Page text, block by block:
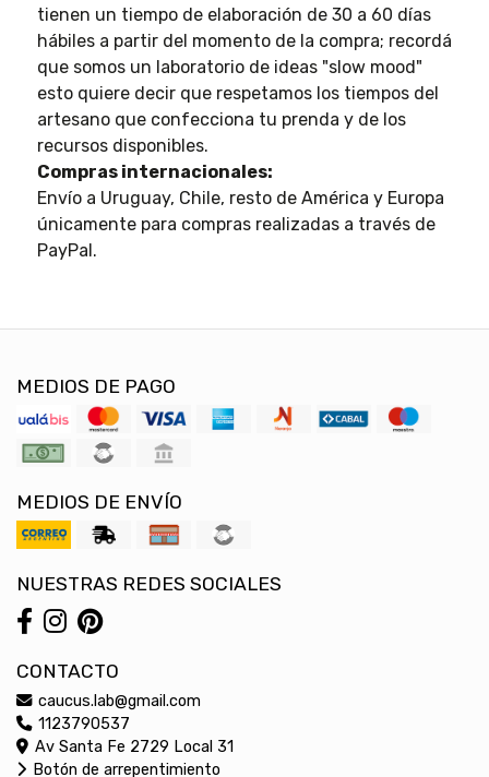
tienen un tiempo de elaboración de 30 a 60 días
hábiles a partir del momento de la compra; recordá
que somos un laboratorio de ideas "slow mood"
esto quiere decir que respetamos los tiempos del
artesano que confecciona tu prenda y de los
recursos disponibles.
Compras internacionales:
Envío a Uruguay, Chile, resto de América y Europa
únicamente para compras realizadas a través de
PayPal.
MEDIOS DE PAGO
MEDIOS DE ENVÍO
NUESTRAS REDES SOCIALES
CONTACTO
caucus.lab@gmail.com
1123790537
Av Santa Fe 2729 Local 31
Botón de arrepentimiento